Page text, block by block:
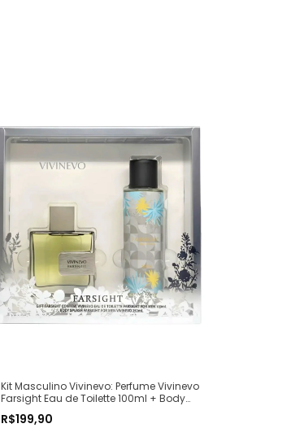
Kit Masculino Vivinevo: Perfume Vivinevo
Farsight Eau de Toilette 100ml + Body
R$199,90